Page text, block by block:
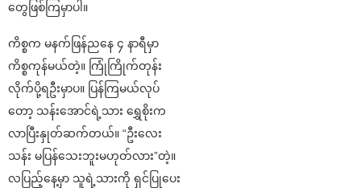
တွေဖြစ်ကြမှာပါ။
ကိစ္စက မနက်ဖြန်ညနေ ၄ နာရီမှာ
ကိစ္စကုန်မယ်တဲ့။ ကြုံကြိုက်တုန်း
လိုက်ပို့ရဦးမှာပ။ ပြန်ကြမယ်လုပ်
တော့ သန်းအောင်ရဲ့သား ရွှေစိုးက
လာပြီးနှုတ်ဆက်တယ်။ “ဦးလေး
သန်း မပြန်သေးဘူးမဟုတ်လား”တဲ့။
လပြည့်နေ့မှာ သူရဲ့သားကို ရှင်ပြုပေး